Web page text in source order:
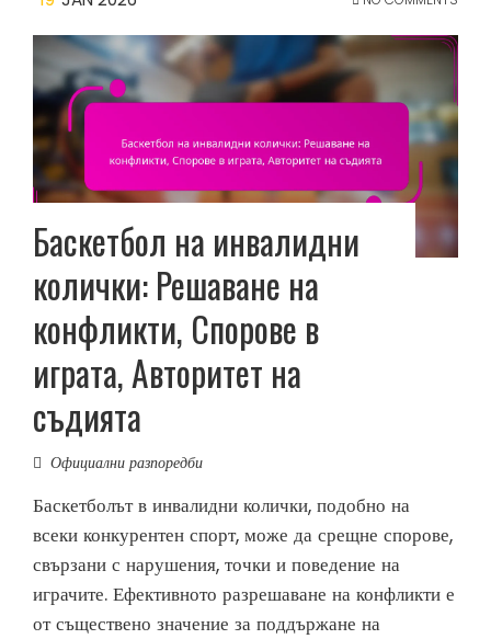
Баскетбол на инвалидни
колички: Решаване на
конфликти, Спорове в
играта, Авторитет на
съдията
Официални разпоредби
Баскетболът в инвалидни колички, подобно на
всеки конкурентен спорт, може да срещне спорове,
свързани с нарушения, точки и поведение на
играчите. Ефективното разрешаване на конфликти е
от съществено значение за поддържане на